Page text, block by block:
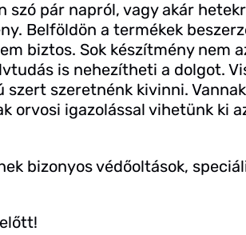
szó pár napról, vagy akár
Belföldön a termékek
biztos. Sok készítmény nem
is nehezítheti a dolgot.
szeretnénk kivinni. Vannak
orvosi igazolással vihetünk ki
bizonyos védőoltások,